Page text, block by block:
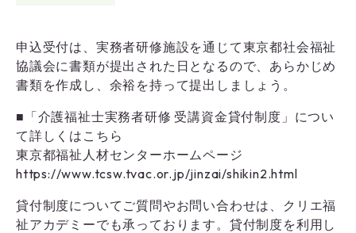
申込受付は、実務者研修施設を通じて東京都社会福祉
協議会に書類が提出された日となるので、あらかじめ
書類を作成し、余裕を持って提出しましょう。
■「介護福祉士実務者研修 受講資金貸付制度」につい
て詳しくはこちら
東京都福祉人材センターホームページ
https://www.tcsw.tvac.or.jp/jinzai/shikin2.html
貸付制度についてご質問やお問い合わせは、クリエ福
祉アカデミーでも承っております。貸付制度を利用し